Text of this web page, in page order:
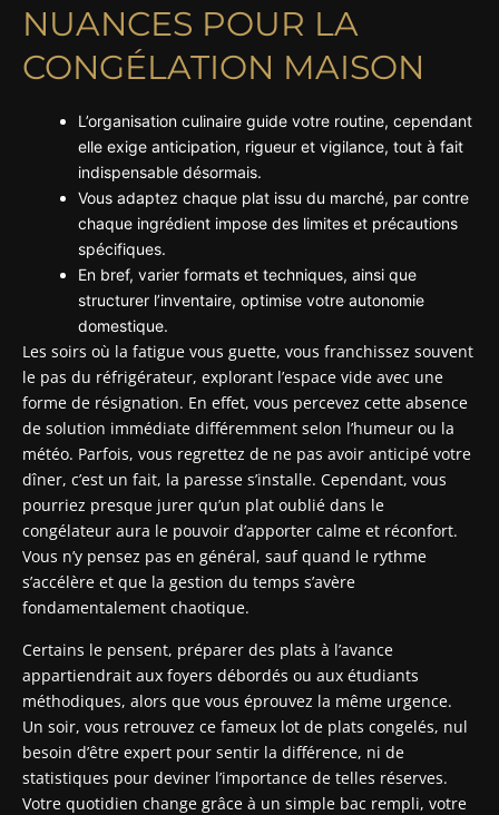
NUANCES POUR LA
CONGÉLATION MAISON
L’organisation culinaire guide votre routine, cependant
elle exige anticipation, rigueur et vigilance, tout à fait
indispensable désormais.
Vous adaptez chaque plat issu du marché, par contre
chaque ingrédient impose des limites et précautions
spécifiques.
En bref, varier formats et techniques, ainsi que
structurer l’inventaire, optimise votre autonomie
domestique.
Les soirs où la fatigue vous guette, vous franchissez souvent
le pas du réfrigérateur, explorant l’espace vide avec une
forme de résignation. En effet, vous percevez cette absence
de solution immédiate différemment selon l’humeur ou la
météo. Parfois, vous regrettez de ne pas avoir anticipé votre
dîner, c’est un fait, la paresse s’installe. Cependant, vous
pourriez presque jurer qu’un plat oublié dans le
congélateur aura le pouvoir d’apporter calme et réconfort.
Vous n’y pensez pas en général, sauf quand le rythme
s’accélère et que la gestion du temps s’avère
fondamentalement chaotique.
Certains le pensent, préparer des plats à l’avance
appartiendrait aux foyers débordés ou aux étudiants
méthodiques, alors que vous éprouvez la même urgence.
Un soir, vous retrouvez ce fameux lot de plats congelés, nul
besoin d’être expert pour sentir la différence, ni de
statistiques pour deviner l’importance de telles réserves.
Votre quotidien change grâce à un simple bac rempli, votre